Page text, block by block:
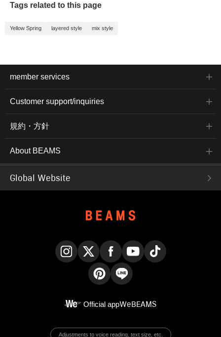
Tags related to this page
Yellow Spring layered style mix style
member services
Customer support/inquiries
規約・方針
About BEAMS
Global Website
Official appWeBEAMS
Adjustments to voice reading, text size, etc.